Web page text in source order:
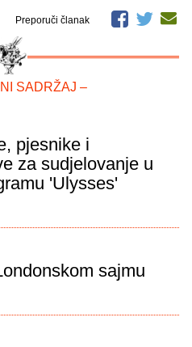
Preporuči članak
SADRŽAJ –
pjesnike i
za sudjelovanje u
'Ulysses'
sajmu